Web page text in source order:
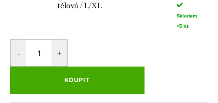
tělová / L/XL
Skladem
>5 ks
KOUPIT